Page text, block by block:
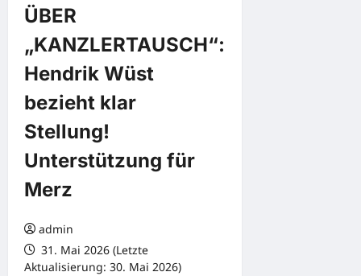
ÜBER
„KANZLERTAUSCH“:
Hendrik Wüst
bezieht klar
Stellung!
Unterstützung für
Merz
admin
31. Mai 2026 (Letzte
Aktualisierung: 30. Mai 2026)